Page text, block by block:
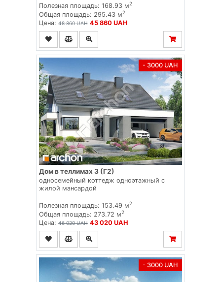
Полезная площадь: 168.93 м2
Общая площадь: 295.43 м2
Цена: 48 860 UAH 45 860 UAH
- 3000 UAH
Дом в теллимах 3 (Г2)
односемейный коттедж одноэтажный с
жилой мансардой
Полезная площадь: 153.49 м2
Общая площадь: 273.72 м2
Цена: 46 020 UAH 43 020 UAH
- 3000 UAH